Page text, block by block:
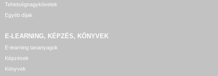
Tehetségnagykövetek
Egyéb díjak
E-LEARNING, KÉPZÉS, KÖNYVEK
E-learning tananyagok
Képzések
Könyvek